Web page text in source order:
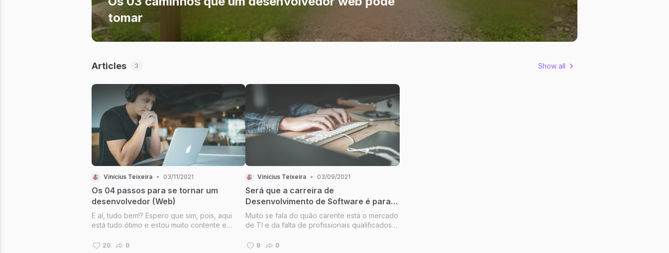
tomar
Articles 3 Show all
Vinícius Teixeira • 03/11/2021
Os 04 passos para se tornar um
desenvolvedor (Web)
E aí, tudo bem!? Espero que sim, pois, aqui
está tudo ótimo e estou muito contente e
conhecimento com você aqui nessa
20 0
Vinícius Teixeira • 03/09/2021
Será que a carreira de
Desenvolvimento de Software é para
mim?
Muito se fala do quão carente está o mercado
de TI e da falta de profissionais qualificados
buraco de 200 mil vagas não preenchidas em
8 0